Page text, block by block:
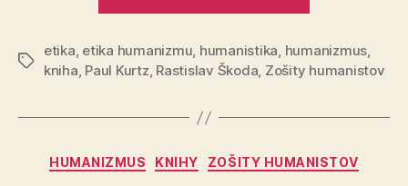
časť)
Zakázané
ovocie:
časť)“
Značky
etika, etika humanizmu, humanistika, humanizmus,
kniha, Paul Kurtz, Rastislav Škoda, Zošity humanistov
Kategórie
HUMANIZMUS KNIHY ZOŠITY HUMANISTOV